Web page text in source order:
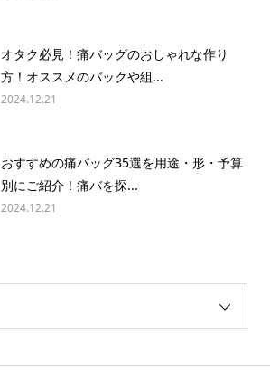
オタク必見！痛バッグのおしゃれな作り
方！オススメのバックや組...
2024.12.21
おすすめの痛バッグ35選を用途・形・予算
別にご紹介！痛バを探...
2024.12.21